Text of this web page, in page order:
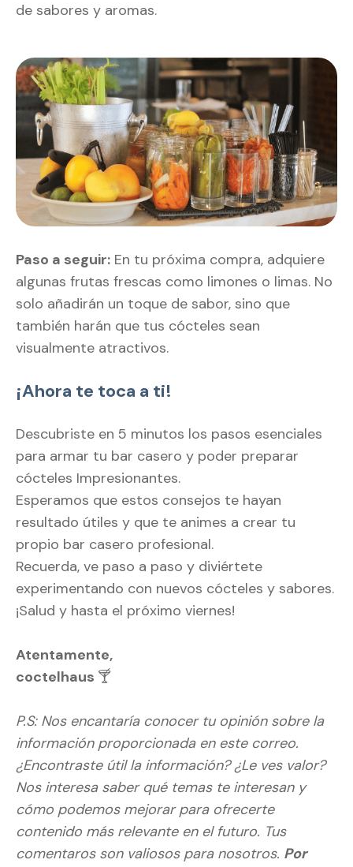
de sabores y aromas.
Paso a seguir: En tu próxima compra, adquiere
algunas frutas frescas como limones o limas. No
solo añadirán un toque de sabor, sino que
también harán que tus cócteles sean
visualmente atractivos.
¡Ahora te toca a ti!
Descubriste en 5 minutos los pasos esenciales
para armar tu bar casero y poder preparar
cócteles Impresionantes.
Esperamos que estos consejos te hayan
resultado útiles y que te animes a crear tu
propio bar casero profesional.
Recuerda, ve paso a paso y diviértete
experimentando con nuevos cócteles y sabores.
¡Salud y hasta el próximo viernes!
Atentamente,
coctelhaus 🍸
P.S: Nos encantaría conocer tu opinión sobre la
información proporcionada en este correo.
¿Encontraste útil la información? ¿Le ves valor?
Nos interesa saber qué temas te interesan y
cómo podemos mejorar para ofrecerte
contenido más relevante en el futuro. Tus
comentaros son valiosos para nosotros. Por